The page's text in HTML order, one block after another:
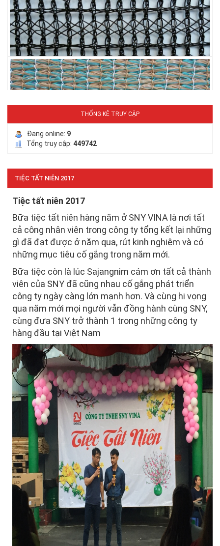
LƯỚI HÀNG RÀO HÌNH VUÔNG
LƯỚI NUÔI TRỒNG HẢI SẢN
LƯỚI CHE NẮNG
LƯỚI CHẮN CHIM
THỐNG KÊ TRUY CẬP
Đang online: 9
Tổng truy cập: 449742
TIỆC TẤT NIÊN 2017
Tiệc tất niên 2017
Bữa tiệc tất niên hàng năm ở SNY VINA là nơi tất
cả công nhân viên trong công ty tổng kết lại những
gì đã đạt được ở năm qua, rút kinh nghiệm và có
những mục tiêu cố gắng trong năm mới.
Bữa tiệc còn là lúc Sajangnim cám ơn tất cả thành
viên của SNY đã cũng nhau cố gắng phát triển
công ty ngày càng lớn mạnh hơn. Và cùng hi vọng
qua năm mới mọi người vẫn đồng hành cùng SNY,
cùng đưa SNY trở thành 1 trong những công ty
hàng đầu tại Việt Nam